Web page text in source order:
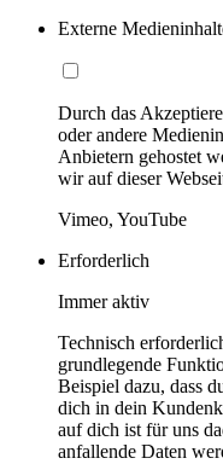
Externe
Durch das
oder andere
Anbietern gehostet
wir auf dieser
Vimeo, YouTube
Erforderlich
Immer aktiv
Technisch
grundlegende
Beispiel dazu, dass
dich in dein
auf dich ist für uns
anfallende Daten